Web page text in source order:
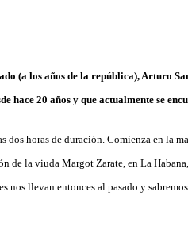
(a los años de la república), Arturo
20 años y que actualmente se
horas de duración. Comienza en la
de la viuda Margot Zarate, en La
llevan entonces al pasado y